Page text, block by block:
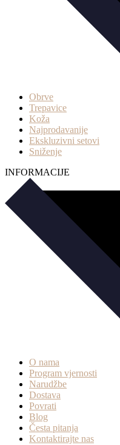
Obrve
Trepavice
Koža
Najprodavanije
Ekskluzivni setovi
Sniženje
INFORMACIJE
O nama
Program vjernosti
Narudžbe
Dostava
Povrati
Blog
Česta pitanja
Kontaktirajte nas